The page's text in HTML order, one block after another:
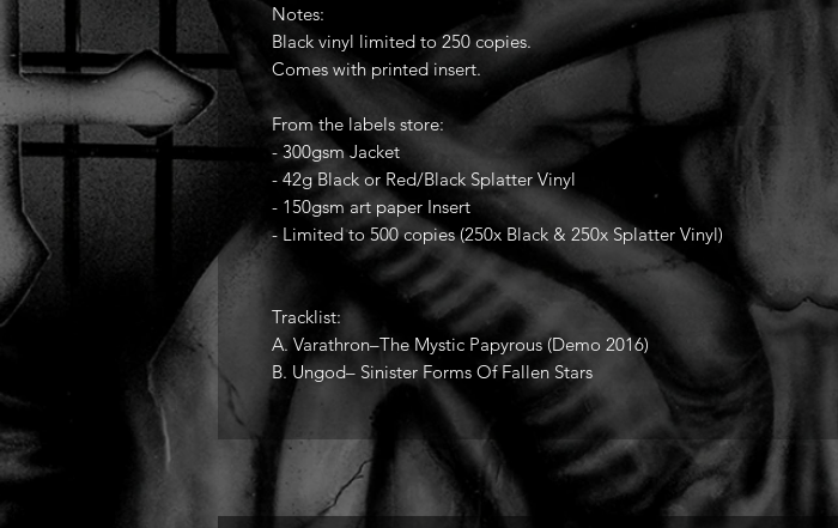
Notes:
Black vinyl limited to 250 copies.
Comes with printed insert.
From the labels store:
- 300gsm Jacket
- 42g Black or Red/Black Splatter Vinyl
- 150gsm art paper Insert
- Limited to 500 copies (250x Black & 250x Splatter Vinyl)
Tracklist:
A. Varathron–The Mystic Papyrous (Demo 2016)
B. Ungod– Sinister Forms Of Fallen Stars